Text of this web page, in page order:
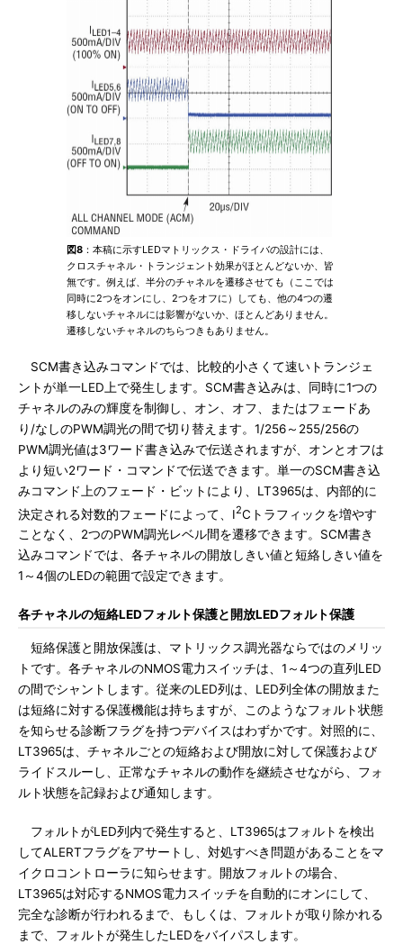
図8 ：本稿に示すLEDマトリックス・ドライバの設計には、
クロスチャネル・トランジェント効果がほとんどないか、皆
無です。例えば、半分のチャネルを遷移させても（ここでは
同時に2つをオンにし、2つをオフに）しても、他の4つの遷
移しないチャネルには影響がないか、ほとんどありません。
遷移しないチャネルのちらつきもありません。
SCM書き込みコマンドでは、比較的小さくて速いトランジェ
ントが単一LED上で発生します。SCM書き込みは、同時に1つの
チャネルのみの輝度を制御し、オン、オフ、またはフェードあ
り/なしのPWM調光の間で切り替えます。1/256～255/256の
PWM調光値は3ワード書き込みで伝送されますが、オンとオフは
より短い2ワード・コマンドで伝送できます。単一のSCM書き込
みコマンド上のフェード・ビットにより、LT3965は、内部的に
決定される対数的フェードによって、I2Cトラフィックを増やす
ことなく、2つのPWM調光レベル間を遷移できます。SCM書き
込みコマンドでは、各チャネルの開放しきい値と短絡しきい値を
1～4個のLEDの範囲で設定できます。
各チャネルの短絡LEDフォルト保護と開放LEDフォルト保護
短絡保護と開放保護は、マトリックス調光器ならではのメリッ
トです。各チャネルのNMOS電力スイッチは、1～4つの直列LED
の間でシャントします。従来のLED列は、LED列全体の開放また
は短絡に対する保護機能は持ちますが、このようなフォルト状態
を知らせる診断フラグを持つデバイスはわずかです。対照的に、
LT3965は、チャネルごとの短絡および開放に対して保護および
ライドスルーし、正常なチャネルの動作を継続させながら、フォ
ルト状態を記録および通知します。
フォルトがLED列内で発生すると、LT3965はフォルトを検出
してALERTフラグをアサートし、対処すべき問題があることをマ
イクロコントローラに知らせます。開放フォルトの場合、
LT3965は対応するNMOS電力スイッチを自動的にオンにして、
完全な診断が行われるまで、もしくは、フォルトが取り除かれる
まで、フォルトが発生したLEDをバイパスします。